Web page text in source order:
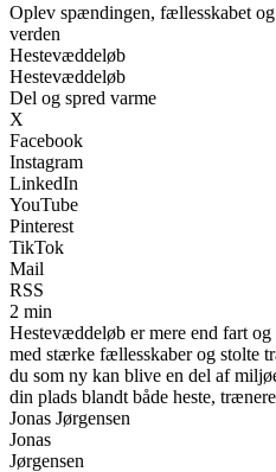
Oplev spændingen, fællesskabet
verden
Hestevæddeløb
Hestevæddeløb
Del og spred varme
X
Facebook
Instagram
LinkedIn
YouTube
Pinterest
TikTok
Mail
RSS
2 min
Hestevæddeløb er mere end fart
med stærke fællesskaber og stolte
du som ny kan blive en del af
din plads blandt både heste,
Jonas Jørgensen
Jonas
Jørgensen